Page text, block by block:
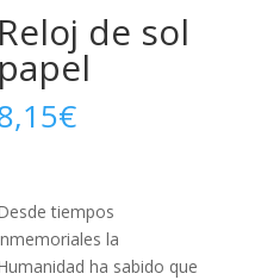
Reloj de sol
papel
€
tiempos
la
ha sabido que